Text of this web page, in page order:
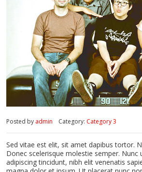
Posted by admin Category: Category 3
Sed vitae est elit, sit amet dapibus tortor.
Donec scelerisque molestie semper. Nunc
adipiscing tincidunt, nibh elit venenatis